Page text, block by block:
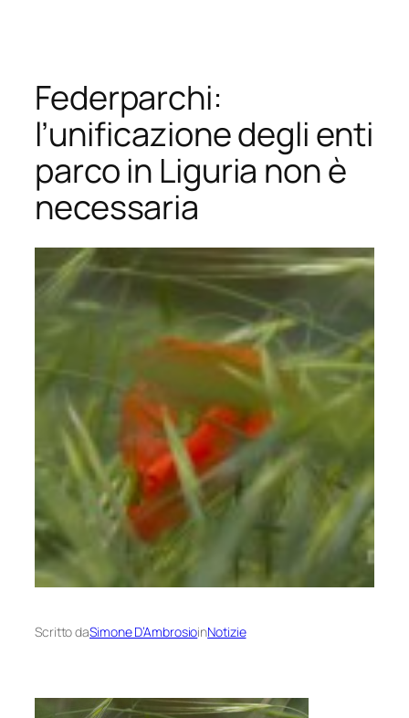
contenuto
Federparchi:
l’unificazione degli enti
parco in Liguria non è
necessaria
Scritto daSimone D’AmbrosioinNotizie